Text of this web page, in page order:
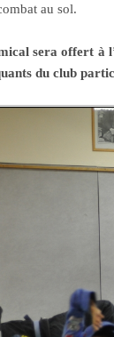
au sol.
sera offert à
du club